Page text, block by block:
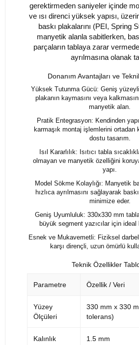
gerektirmeden saniyeler içinde
ve ısı direnci yüksek yapısı,
baskı plakalarını (PEI, Spring
manyetik alanla sabitlerken,
parçaların tablaya zarar
ayrılmasına olanak
Donanım Avantajları ve
Yüksek Tutunma Gücü: Geniş
plakanın kaymasını veya
manyetik alan.
Pratik Entegrasyon: Kendinden
karmaşık montaj işlemlerini ortadan
dostu tasarım.
Isıl Kararlılık: Isıtıcı tabla
olmayan ve manyetik özelliğini
yapı.
Model Sökme Kolaylığı: Manyetik
hızlıca ayrılmasını sağlayarak
minimize eder.
Geniş Uyumluluk: 330x330 mm
büyük segment yazıcılar için ideal
Esnek ve Mukavemetli: Fiziksel
karşı dirençli, uzun ömürlü
Teknik Özellikler
Parametre Özellik / Veri
Yüzey
Ölçüleri
330 mm x 330
tolerans)
Kalınlık 1.5 mm